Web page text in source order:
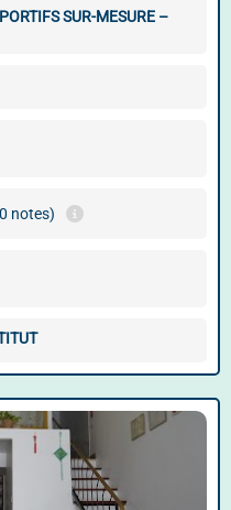
SUR-MESURE –
notes)